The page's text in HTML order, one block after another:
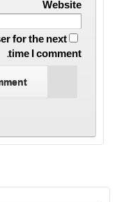
Website
for the next
time I comment.